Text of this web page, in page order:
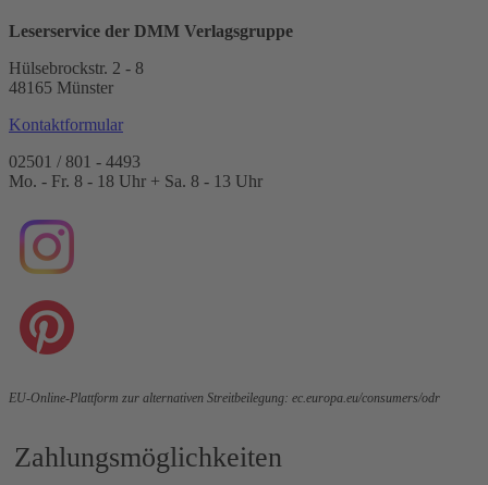
Leserservice der DMM Verlagsgruppe
Hülsebrockstr. 2 - 8
48165 Münster
Kontaktformular
02501 / 801 - 4493
Mo. - Fr. 8 - 18 Uhr + Sa. 8 - 13 Uhr
EU-Online-Plattform zur alternativen Streitbeilegung: ec.europa.eu/consumers/odr
Zahlungsmöglichkeiten